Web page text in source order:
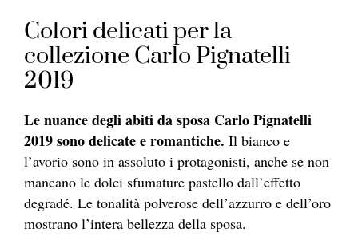
Colori delicati per la
collezione Carlo Pignatelli
2019
Le nuance degli abiti da sposa Carlo Pignatelli
2019 sono delicate e romantiche. Il bianco e
l’avorio sono in assoluto i protagonisti, anche se non
mancano le dolci sfumature pastello dall’effetto
degradé. Le tonalità polverose dell’azzurro e dell’oro
mostrano l’intera bellezza della sposa.